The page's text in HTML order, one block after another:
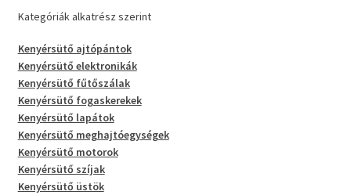
Kategóriák alkatrész szerint
Kenyérsütő ajtópántok
Kenyérsütő elektronikák
Kenyérsütő fűtőszálak
Kenyérsütő fogaskerekek
Kenyérsütő lapátok
Kenyérsütő meghajtóegységek
Kenyérsütő motorok
Kenyérsütő szíjak
Kenyérsütő üstök